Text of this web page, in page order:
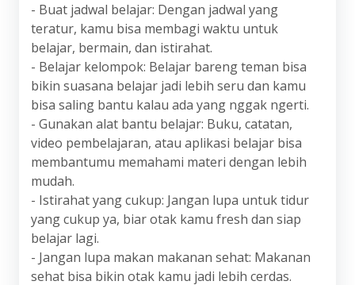
- Buat jadwal belajar: Dengan jadwal yang
teratur, kamu bisa membagi waktu untuk
belajar, bermain, dan istirahat.
- Belajar kelompok: Belajar bareng teman bisa
bikin suasana belajar jadi lebih seru dan kamu
bisa saling bantu kalau ada yang nggak ngerti.
- Gunakan alat bantu belajar: Buku, catatan,
video pembelajaran, atau aplikasi belajar bisa
membantumu memahami materi dengan lebih
mudah.
- Istirahat yang cukup: Jangan lupa untuk tidur
yang cukup ya, biar otak kamu fresh dan siap
belajar lagi.
- Jangan lupa makan makanan sehat: Makanan
sehat bisa bikin otak kamu jadi lebih cerdas.